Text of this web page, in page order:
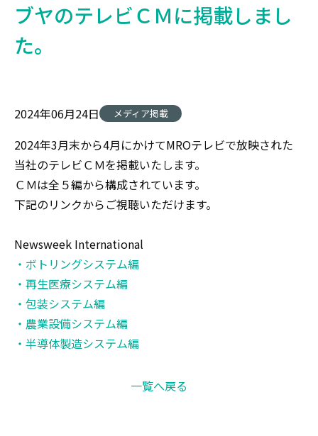
ブヤのテレビＣＭに掲載しまし
た。
2024年06月24日 メディア掲載
2024年3月末から4月にかけてMROテレビで放映された
当社のテレビＣＭを掲載いたします。
ＣＭは全５編から構成されています。
下記のリンクからご視聴いただけます。
Newsweek International
・ボトリングシステム編
・再生医療システム編
・包装システム編
・農業設備システム編
・半導体製造システム編
一覧へ戻る